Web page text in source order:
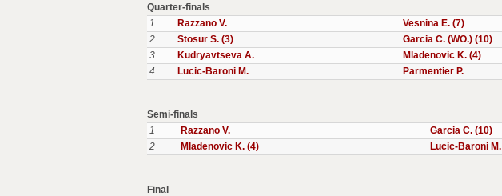
Quarter-finals
1
Razzano V. Vesnina E. (7)
2
Stosur S. (3)
Garcia C. (WO.) (10)
3
Kudryavtseva A. Mladenovic K. (4)
4
Lucic-Baroni M. Parmentier P.
Semi-finals
1
Razzano V. Garcia C. (10)
2
Mladenovic K. (4) Lucic-Baroni M.
Final